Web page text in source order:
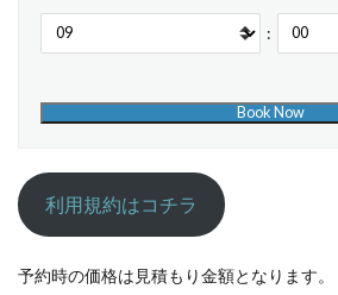
:
利用規約はコチラ
予約時の価格は見積もり金額となります。